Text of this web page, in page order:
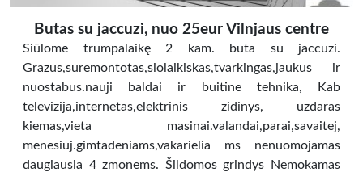
Butas su jaccuzi, nuo 25eur Vilnjaus centre
Siūlome trumpalaikę 2 kam. buta su jaccuzi.
Grazus,suremontotas,siolaikiskas,tvarkingas,jaukus ir
nuostabus.nauji baldai ir buitine tehnika, Kab
televizija,internetas,elektrinis zidinys, uzdaras
kiemas,vieta masinai.valandai,parai,savaitej,
menesiuj.gimtadeniams,vakarielia ms nenuomojamas
daugiausia 4 zmonems. Šildomos grindys Nemokamas